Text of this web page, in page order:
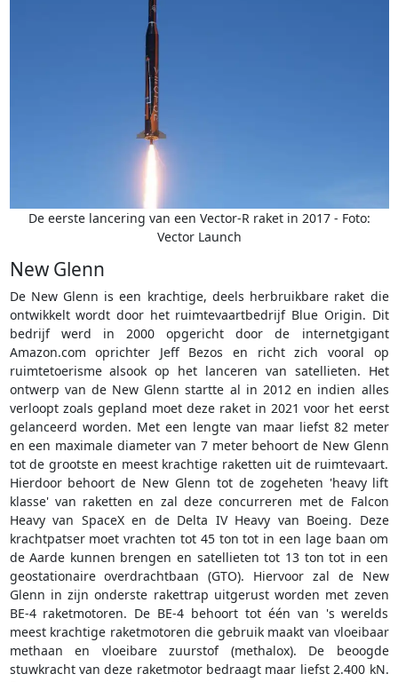
De eerste lancering van een Vector-R raket in 2017 - Foto:
Vector Launch
New Glenn
De New Glenn is een krachtige, deels herbruikbare raket die
ontwikkelt wordt door het ruimtevaartbedrijf Blue Origin. Dit
bedrijf werd in 2000 opgericht door de internetgigant
Amazon.com oprichter Jeff Bezos en richt zich vooral op
ruimtetoerisme alsook op het lanceren van satellieten. Het
ontwerp van de New Glenn startte al in 2012 en indien alles
verloopt zoals gepland moet deze raket in 2021 voor het eerst
gelanceerd worden. Met een lengte van maar liefst 82 meter
en een maximale diameter van 7 meter behoort de New Glenn
tot de grootste en meest krachtige raketten uit de ruimtevaart.
Hierdoor behoort de New Glenn tot de zogeheten 'heavy lift
klasse' van raketten en zal deze concurreren met de Falcon
Heavy van SpaceX en de Delta IV Heavy van Boeing. Deze
krachtpatser moet vrachten tot 45 ton tot in een lage baan om
de Aarde kunnen brengen en satellieten tot 13 ton tot in een
geostationaire overdrachtbaan (GTO). Hiervoor zal de New
Glenn in zijn onderste rakettrap uitgerust worden met zeven
BE-4 raketmotoren. De BE-4 behoort tot één van 's werelds
meest krachtige raketmotoren die gebruik maakt van vloeibaar
methaan en vloeibare zuurstof (methalox). De beoogde
stuwkracht van deze raketmotor bedraagt maar liefst 2.400 kN.